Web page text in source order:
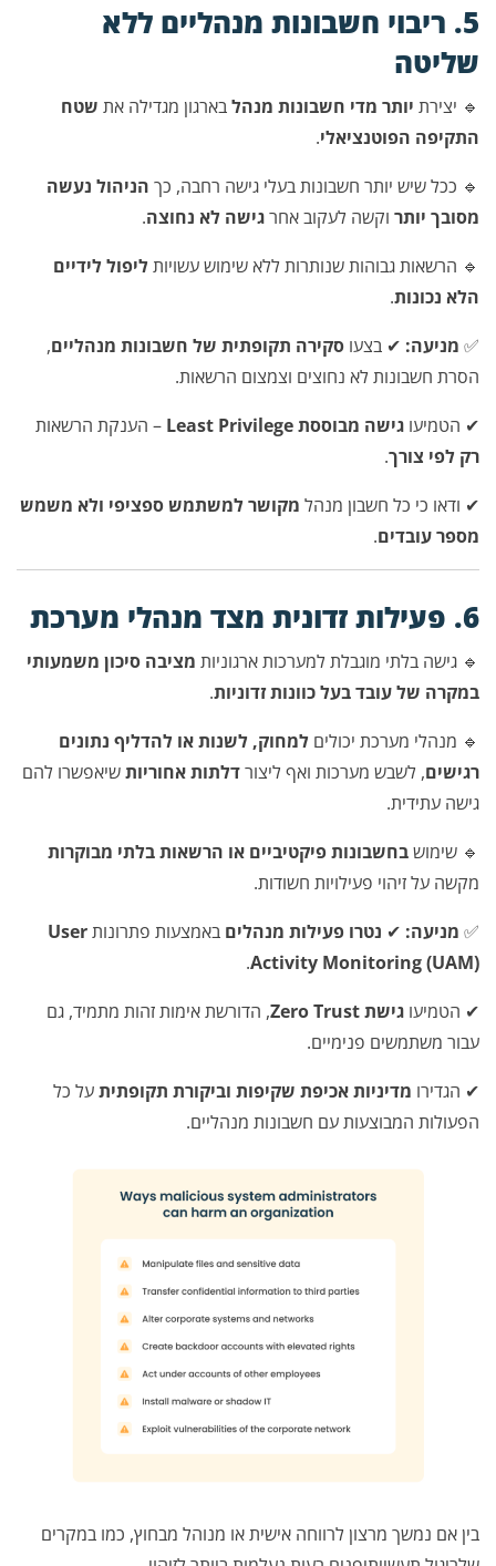
5. ריבוי חשבונות מנהליים ללא
שליטה
🔹 יצירת יותר מדי חשבונות מנהלבארגון מגדילה את שטח
התקיפה הפוטנציאלי.
🔹 ככל שיש יותר חשבונות בעלי גישה רחבה, כך הניהול נעשה
מסובך יותר וקשה לעקוב אחרגישה לא נחוצה.
🔹 הרשאות גבוהות שנותרות ללא שימוש עשויותליפול לידיים
הלא נכונות.
✅ מניעה: ✔ בצעו סקירה תקופתית של חשבונות מנהליים,
הסרת חשבונות לא נחוצים וצמצום הרשאות.
✔ הטמיעו גישה מבוססת Least Privilege
– הענקת הרשאות
רק לפי צורך.
✔ ודאו כי כל חשבון מנהל מקושר למשתמש ספציפי ולא משמש
מספר עובדים.
6. פעילות זדונית מצד מנהלי מערכת
🔹 גישה בלתי מוגבלת למערכות ארגוניות מציבה סיכון משמעותי
במקרה של עובד בעל כוונות זדוניות.
🔹 מנהלי מערכת יכולים למחוק, לשנות או להדליף נתונים
רגישים, לשבש מערכות ואף ליצורדלתות אחוריותשיאפשרו להם
גישה עתידית.
🔹 שימושבחשבונות פיקטיביים או הרשאות בלתי מבוקרות
מקשה על זיהוי פעילויות חשודות.
✅ מניעה: ✔ נטרו פעילות מנהלים באמצעות פתרונותUser
Activity Monitoring (UAM)
.
✔ הטמיעו גישת Zero Trust
, הדורשת אימות זהות מתמיד, גם
עבור משתמשים פנימיים.
✔ הגדירו מדיניות אכיפת שקיפות וביקורת תקופתיתעל כל
הפעולות המבוצעות עם חשבונות מנהליים.
בין אם נמשך מרצון לרווחה אישית או מנוהל מבחוץ, כמו במקרים